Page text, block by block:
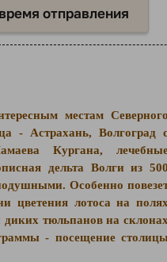
отправления
местам
- Астрахань, Волгоград
Кургана,
дельта Волги из
Особенно
цветения лотоса на
диких тюльпанов на
- посещение